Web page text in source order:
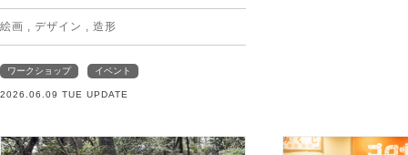
絵画 , デザイン , 造形
ワークショップ イベント
2026.06.09 TUE UPDATE